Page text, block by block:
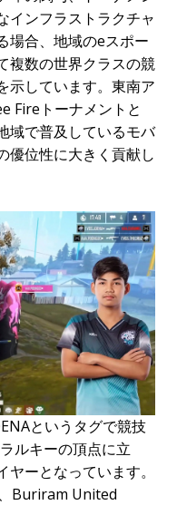
インフラストラクチャ
場合、地域のeスポー
複数の世界クラスの競
示しています。東南ア
Fireトーナメントと
域で普及しているモバ
優位性に大きく貢献し
というタグで競技
ルキーの頂点に立
ーとなっています。
Buriram United